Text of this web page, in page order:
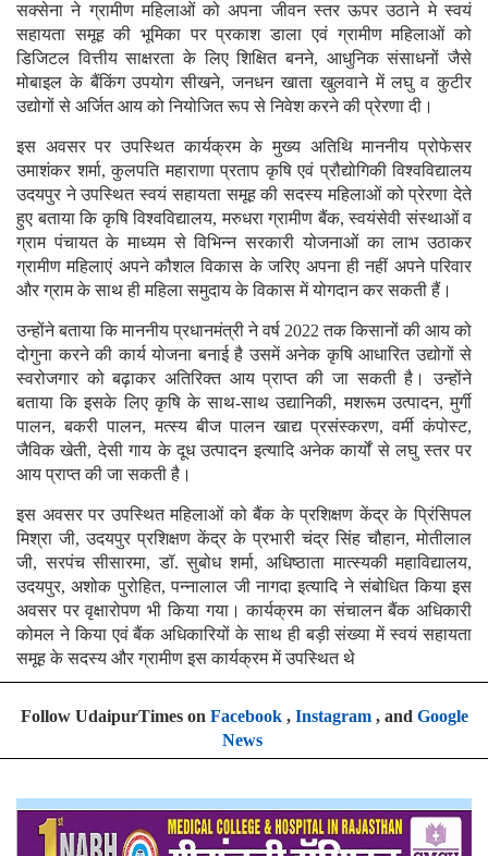
सक्सेना ने ग्रामीण महिलाओं को अपना जीवन स्तर ऊपर उठाने मे स्वयं
सहायता समूह की भूमिका पर प्रकाश डाला एवं ग्रामीण महिलाओं को
डिजिटल वित्तीय साक्षरता के लिए शिक्षित बनने, आधुनिक संसाधनों जैसे
मोबाइल के बैंकिंग उपयोग सीखने, जनधन खाता खुलवाने में लघु व कुटीर
उद्योगों से अर्जित आय को नियोजित रूप से निवेश करने की प्रेरणा दी।
इस अवसर पर उपस्थित कार्यक्रम के मुख्य अतिथि माननीय प्रोफेसर
उमाशंकर शर्मा, कुलपति महाराणा प्रताप कृषि एवं प्रौद्योगिकी विश्वविद्यालय
उदयपुर ने उपस्थित स्वयं सहायता समूह की सदस्य महिलाओं को प्रेरणा देते
हुए बताया कि कृषि विश्वविद्यालय, मरुधरा ग्रामीण बैंक, स्वयंसेवी संस्थाओं व
ग्राम पंचायत के माध्यम से विभिन्न सरकारी योजनाओं का लाभ उठाकर
ग्रामीण महिलाएं अपने कौशल विकास के जरिए अपना ही नहीं अपने परिवार
और ग्राम के साथ ही महिला समुदाय के विकास में योगदान कर सकती हैं।
उन्होंने बताया कि माननीय प्रधानमंत्री ने वर्ष 2022 तक किसानों की आय को
दोगुना करने की कार्य योजना बनाई है उसमें अनेक कृषि आधारित उद्योगों से
स्वरोजगार को बढ़ाकर अतिरिक्त आय प्राप्त की जा सकती है। उन्होंने
बताया कि इसके लिए कृषि के साथ-साथ उद्यानिकी, मशरूम उत्पादन, मुर्गी
पालन, बकरी पालन, मत्स्य बीज पालन खाद्य प्रसंस्करण, वर्मी कंपोस्ट,
जैविक खेती, देसी गाय के दूध उत्पादन इत्यादि अनेक कार्यों से लघु स्तर पर
आय प्राप्त की जा सकती है।
इस अवसर पर उपस्थित महिलाओं को बैंक के प्रशिक्षण केंद्र के प्रिंसिपल
मिश्रा जी, उदयपुर प्रशिक्षण केंद्र के प्रभारी चंद्र सिंह चौहान, मोतीलाल
जी, सरपंच सीसारमा, डॉ. सुबोध शर्मा, अधिष्ठाता मात्स्यकी महाविद्यालय,
उदयपुर, अशोक पुरोहित, पन्नालाल जी नागदा इत्यादि ने संबोधित किया इस
अवसर पर वृक्षारोपण भी किया गया। कार्यक्रम का संचालन बैंक अधिकारी
कोमल ने किया एवं बैंक अधिकारियों के साथ ही बड़ी संख्या में स्वयं सहायता
समूह के सदस्य और ग्रामीण इस कार्यक्रम में उपस्थित थे
Follow UdaipurTimes on Facebook, Instagram, and Google
News